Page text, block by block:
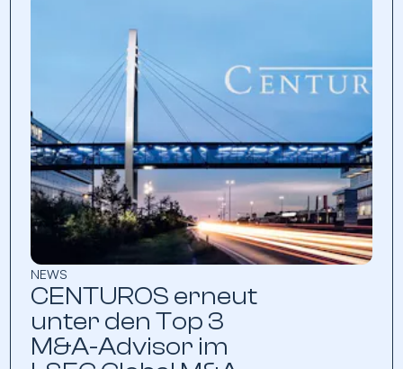
NEWS
CENTUROS erneut
unter den Top 3
M&A-Advisor im